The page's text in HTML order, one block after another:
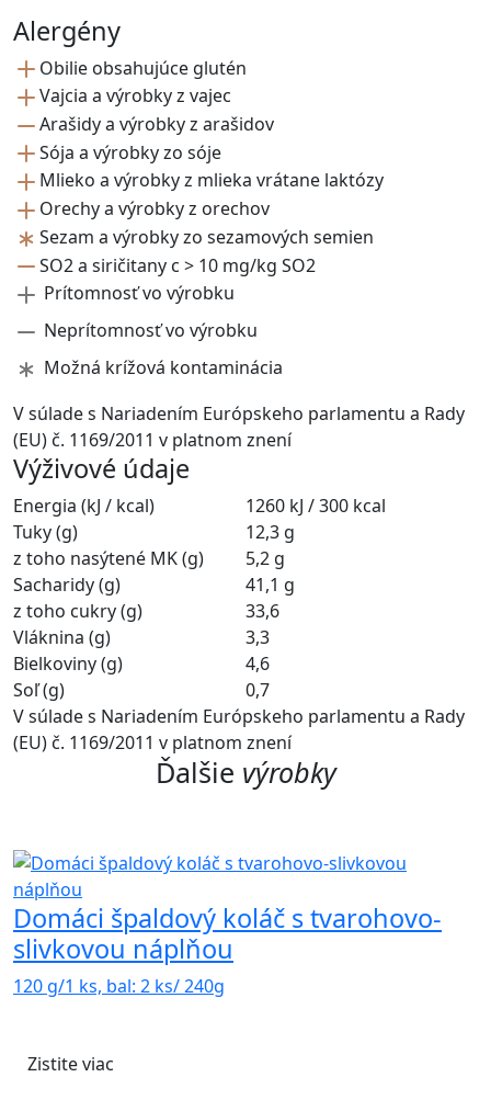
Alergény
Obilie obsahujúce glutén
Vajcia a výrobky z vajec
Arašidy a výrobky z arašidov
Sója a výrobky zo sóje
Mlieko a výrobky z mlieka vrátane laktózy
Orechy a výrobky z orechov
Sezam a výrobky zo sezamových semien
SO2 a siričitany c > 10 mg/kg SO2
Prítomnosť vo výrobku
Neprítomnosť vo výrobku
Možná krížová kontaminácia
V súlade s Nariadením Európskeho parlamentu a Rady
(EU) č. 1169/2011 v platnom znení
Výživové údaje
Energia (kJ / kcal)
1260 kJ / 300 kcal
Tuky (g)
12,3 g
z toho nasýtené MK (g)
5,2 g
Sacharidy (g)
41,1 g
z toho cukry (g)
33,6
Vláknina (g)
3,3
Bielkoviny (g)
4,6
Soľ (g)
0,7
V súlade s Nariadením Európskeho parlamentu a Rady
(EU) č. 1169/2011 v platnom znení
Ďalšie výrobky
Domáci špaldový koláč s tvarohovo-
slivkovou náplňou
120 g/1 ks, bal: 2 ks/ 240g
Zistite viac